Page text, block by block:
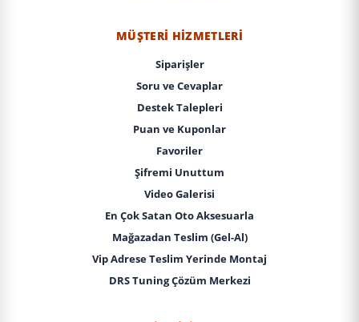
MÜŞTERI HIZMETLERI
Siparişler
Soru ve Cevaplar
Destek Talepleri
Puan ve Kuponlar
Favoriler
Şifremi Unuttum
Video Galerisi
En Çok Satan Oto Aksesuarla
Mağazadan Teslim (Gel-Al)
Vip Adrese Teslim Yerinde Montaj
DRS Tuning Çözüm Merkezi